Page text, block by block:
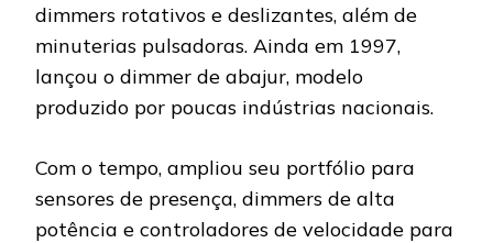
dimmers rotativos e deslizantes, além de
minuterias pulsadoras. Ainda em 1997,
lançou o dimmer de abajur, modelo
produzido por poucas indústrias nacionais.
Com o tempo, ampliou seu portfólio para
sensores de presença, dimmers de alta
potência e controladores de velocidade para